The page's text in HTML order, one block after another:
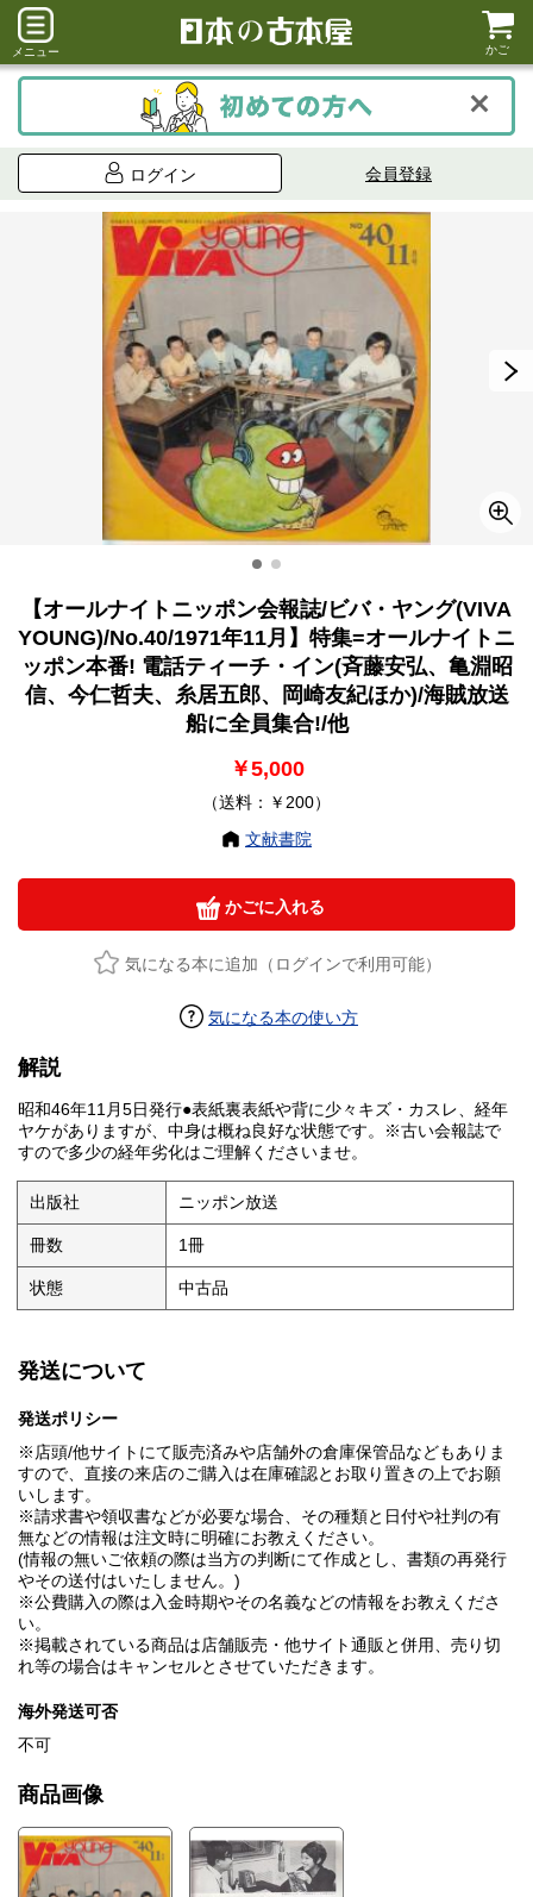
メニュー かご
ログイン 会員登録
【オールナイトニッポン会報誌/ビバ・ヤング(VIVA
YOUNG)/No.40/1971年11月】特集=オールナイトニ
ッポン本番! 電話ティーチ・イン(斉藤安弘、亀淵昭
信、今仁哲夫、糸居五郎、岡崎友紀ほか)/海賊放送
船に全員集合!/他
￥5,000
（送料：￥200）
文献書院
かごに入れる
気になる本に追加（ログインで利用可能）
気になる本の使い方
解説
昭和46年11月5日発行●表紙裏表紙や背に少々キズ・カスレ、経年
ヤケがありますが、中身は概ね良好な状態です。※古い会報誌で
すので多少の経年劣化はご理解くださいませ。
出版社 ニッポン放送
冊数 1冊
状態 中古品
発送について
発送ポリシー
※店頭/他サイトにて販売済みや店舗外の倉庫保管品などもありま
すので、直接の来店のご購入は在庫確認とお取り置きの上でお願
いします。
※請求書や領収書などが必要な場合、その種類と日付や社判の有
無などの情報は注文時に明確にお教えください。
(情報の無いご依頼の際は当方の判断にて作成とし、書類の再発行
やその送付はいたしません。)
※公費購入の際は入金時期やその名義などの情報をお教えくださ
い。
※掲載されている商品は店舗販売・他サイト通販と併用、売り切
れ等の場合はキャンセルとさせていただきます。
海外発送可否
不可
商品画像